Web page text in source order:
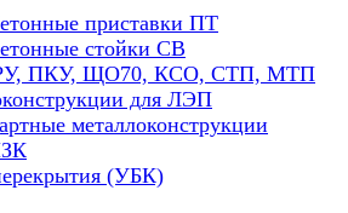
приставки ПТ
стойки СВ
ПКУ, ЩО70, КСО, СТП, МТП
для ЛЭП
металлоконструкции
(УБК)